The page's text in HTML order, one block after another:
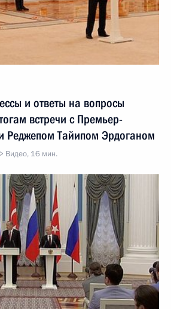
и ответы на вопросы
встречи с Премьер-
Реджепом Тайипом Эрдоганом
Видео, 16 мин.